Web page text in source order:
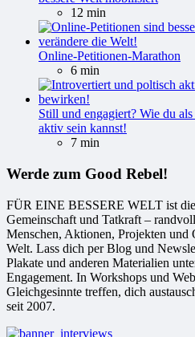
12 min
Online-Petitionen-Marathon
6 min
Still und engagiert? Wie du
aktiv sein kannst!
7 min
Werde zum Good Rebel!
FÜR EINE BESSERE WELT ist
Gemeinschaft und Tatkraft –
Menschen, Aktionen, Projekten und
Welt. Lass dich per Blog und
Plakate und anderen Materialien
Engagement. In Workshops und
Gleichgesinnte treffen, dich
seit 2007.